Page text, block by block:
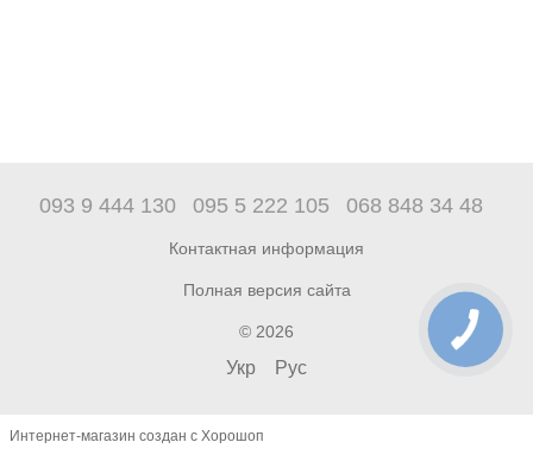
093 9 444 130 095 5 222 105 068 848 34 48
Контактная информация
Полная версия сайта
© 2026
Укр Рус
Интернет-магазин создан с Хорошоп